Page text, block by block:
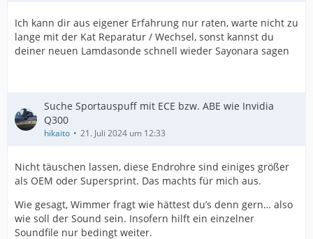
Ich kann dir aus eigener Erfahrung nur raten, warte nicht zu
lange mit der Kat Reparatur / Wechsel, sonst kannst du
deiner neuen Lamdasonde schnell wieder Sayonara sagen
Suche Sportauspuff mit ECE bzw. ABE wie Invidia
Q300
hikaito 21. Juli 2024 um 12:33
Nicht täuschen lassen, diese Endrohre sind einiges größer
als OEM oder Supersprint. Das machts für mich aus.
Wie gesagt, Wimmer fragt wie hättest du’s denn gern… also
wie soll der Sound sein. Insofern hilft ein einzelner
Soundfile nur bedingt weiter.